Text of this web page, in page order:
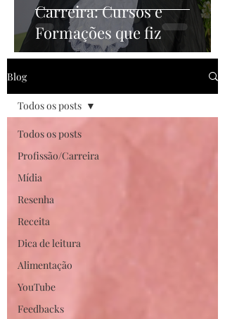
Carreira: Cursos e
Formações que fiz
Blog
Todos os posts
Profissão/Carreira
Mídia
Resenha
Receita
Dica de leitura
Alimentação
YouTube
Feedbacks
Todos os posts